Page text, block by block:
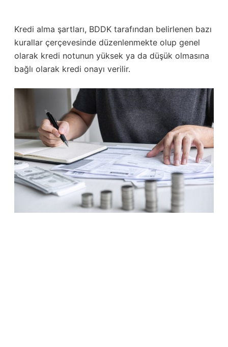
Kredi alma şartları, BDDK tarafından belirlenen bazı
kurallar çerçevesinde düzenlenmekte olup genel
olarak kredi notunun yüksek ya da düşük olmasına
bağlı olarak kredi onayı verilir.